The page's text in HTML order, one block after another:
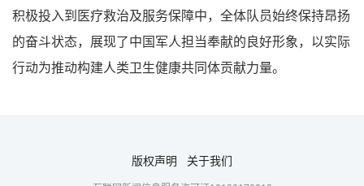
积极投入到医疗救治及服务保障中，全体队员始终保持昂扬
的奋斗状态，展现了中国军人担当奉献的良好形象，以实际
行动为推动构建人类卫生健康共同体贡献力量。
版权声明 关于我们